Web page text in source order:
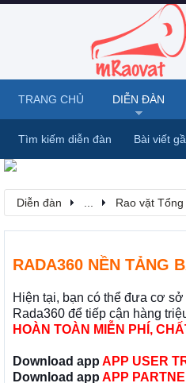
Diễn đàn Rao vặt
RADA360 NỀN TẢNG
Hiện tại, bạn có thể đưa cơ
Rada360 để tiếp cận hàng
HOÀN TOÀN MIỄN PHÍ,
Download app APP USER
Download app APP
TRANG CHỦ DIỄN ĐÀN
Tìm kiếm diễn đàn Bài viết